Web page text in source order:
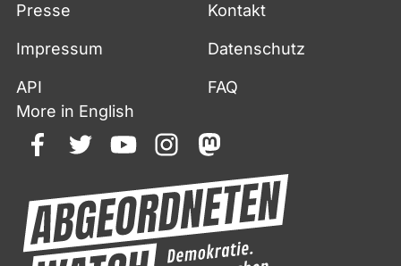
Presse Kontakt
Impressum Datenschutz
API
FAQ
More in English
facebooktwitteryoutubeinstagrammastodon